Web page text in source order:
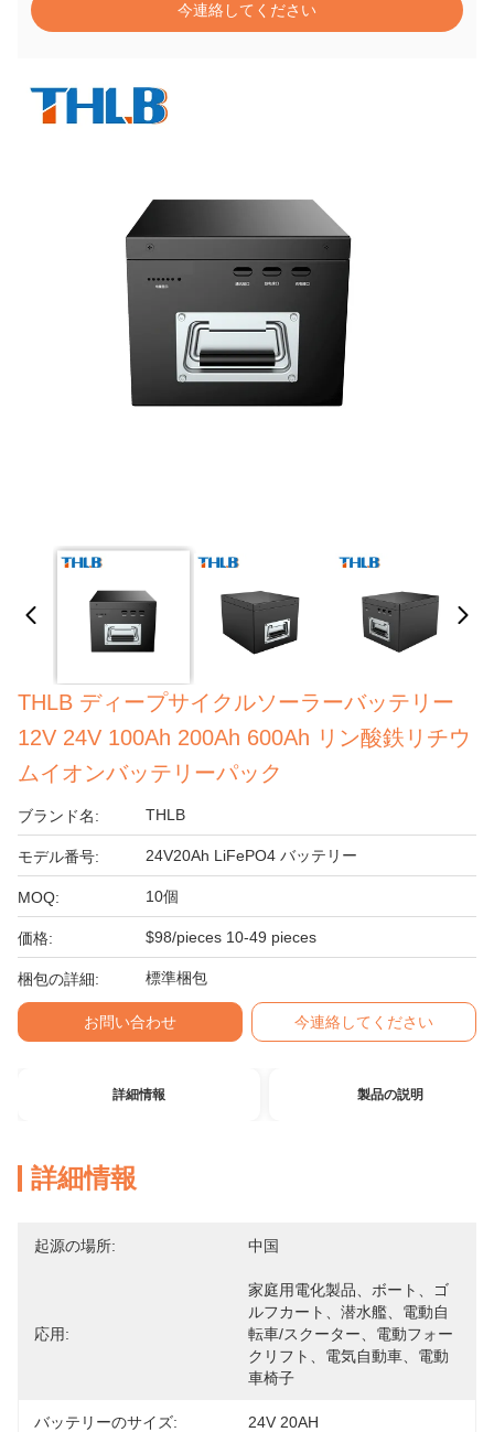
今連絡してください
THLB ディープサイクルソーラーバッテリー
12V 24V 100Ah 200Ah 600Ah リン酸鉄リチウ
ムイオンバッテリーパック
ブランド名: THLB
モデル番号: 24V20Ah LiFePO4 バッテリー
MOQ: 10個
価格: $98/pieces 10-49 pieces
梱包の詳細: 標準梱包
お問い合わせ 今連絡してください
詳細情報 製品の説明
詳細情報
起源の場所: 中国
応用:
家庭用電化製品、ボート、ゴ
ルフカート、潜水艦、電動自
転車/スクーター、電動フォー
クリフト、電気自動車、電動
車椅子
バッテリーのサイズ: 24V 20AH